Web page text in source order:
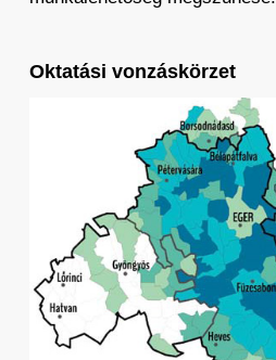
Oktatási vonzáskörzet